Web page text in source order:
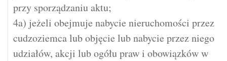
przy sporządzaniu aktu;
4a) jeżeli obejmuje nabycie nieruchomości przez
cudzoziemca lub objęcie lub nabycie przez niego
udziałów, akcji lub ogółu praw i obowiązków w